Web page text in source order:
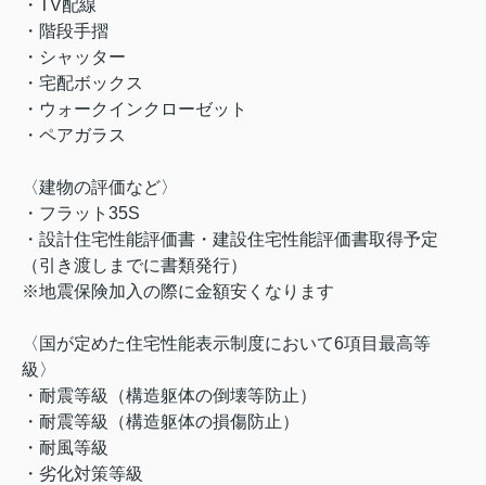
・TV配線
・階段手摺
・シャッター
・宅配ボックス
・ウォークインクローゼット
・ペアガラス
〈建物の評価など〉
・フラット35S
・設計住宅性能評価書・建設住宅性能評価書取得予定
（引き渡しまでに書類発行）
※地震保険加入の際に金額安くなります
〈国が定めた住宅性能表示制度において6項目最高等
級〉
・耐震等級（構造躯体の倒壊等防止）
・耐震等級（構造躯体の損傷防止）
・耐風等級
・劣化対策等級